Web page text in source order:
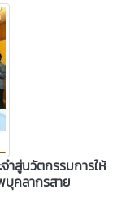
สู่นวัตกรรมการให้
บุคลากรสาย